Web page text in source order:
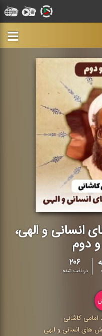
انسانی و الهی،
دوم
۲۰۶
دریافت شده
كاشانی
های انسانی و الهی